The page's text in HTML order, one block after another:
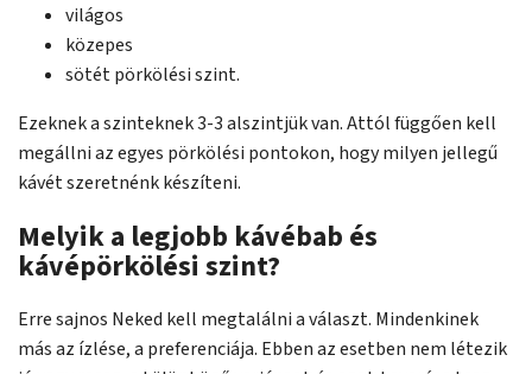
világos
közepes
sötét pörkölési szint.
Ezeknek a szinteknek 3-3 alszintjük van. Attól függően kell
megállni az egyes pörkölési pontokon, hogy milyen jellegű
kávét szeretnénk készíteni.
Melyik a legjobb kávébab és
kávépörkölési szint?
Erre sajnos Neked kell megtalálni a választ. Mindenkinek
más az ízlése, a preferenciája. Ebben az esetben nem létezik